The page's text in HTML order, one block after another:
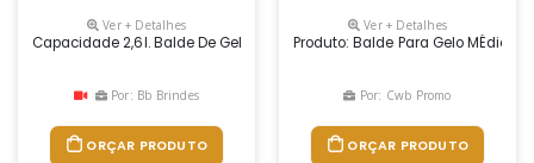
Ver + Detalhes
Capacidade 2,6l. Balde De Gelo Com Design Pratico E Inovador . Feito
Por: Bb Brindes
ORÇAR PRODUTO
Ver + Detalhes
Produto: Balde Para Gelo MÉdio
Por: Cwb Promo
ORÇAR PRODUTO